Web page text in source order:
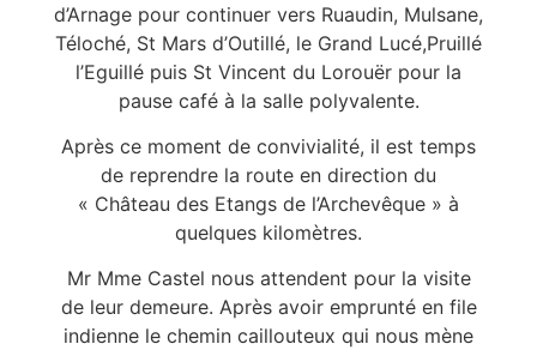
d’Arnage pour continuer vers Ruaudin, Mulsane,
Téloché, St Mars d’Outillé, le Grand Lucé,Pruillé
l’Eguillé puis St Vincent du Lorouër pour la
pause café à la salle polyvalente.
Après ce moment de convivialité, il est temps
de reprendre la route en direction du
« Château des Etangs de l’Archevêque » à
quelques kilomètres.
Mr Mme Castel nous attendent pour la visite
de leur demeure. Après avoir emprunté en file
indienne le chemin caillouteux qui nous mène